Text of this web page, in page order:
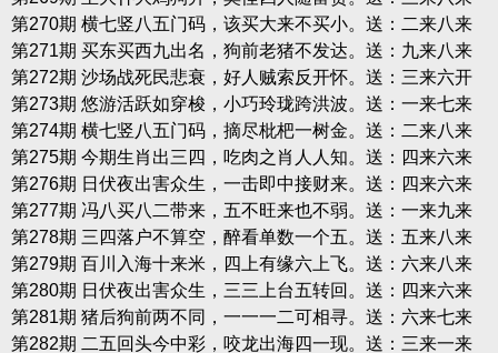
第270期 横七竖八五门码，该买大来不买小。送：二来八来
第271期 买东买西九出名，狗前老猪不发达。送：九来八来
第272期 沙场战死民悲衰，好人贼索反开怀。送：三来六开
第273期 悠游活跃如穿梭，小巧玲珑跨洪波。送：一来七来
第274期 横七竖八五门码，摘尽枇杷一树金。送：二来八来
第275期 今期生肖出三四，吃肉之肖人人知。送：四来六来
第276期 日伏夜出害众生，一击即中接财来。送：四来六来
第277期 冯八买八二带来，五不旺来也不弱。送：一来九来
第278期 三四落户不算空，醉看单数一个五。送：五来八来
第279期 百川入海十来米，四上有缘六上飞。送：六来八来
第280期 日伏夜出害众生，三三上台五转回。送：四来六来
第281期 猪后狗前两不同，一一一二可相寻。送：六来七来
第282期 二五回头今中彩，咬龙出海四一现。送：三来一来